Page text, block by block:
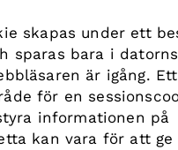
skapas under ett
sparas bara i
är igång. Ett
för en
informationen på
kan vara för att ge